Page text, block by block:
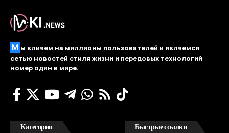
М ы влияем на миллионы пользователей и являемся
сетью новостей стиля жизни и передовых технологий
номер один в мире.
Категории Быстрые ссылки